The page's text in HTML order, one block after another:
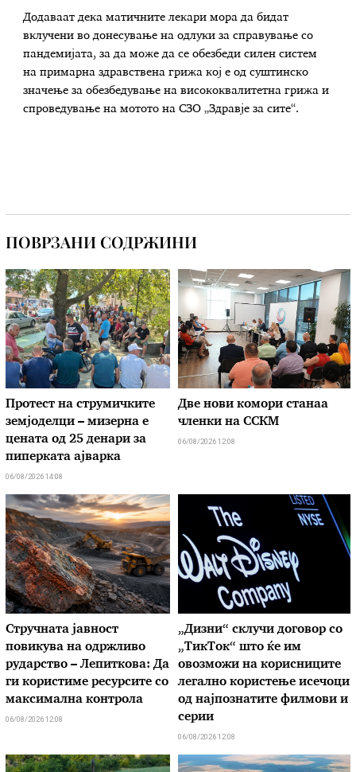
Додаваат дека матичните лекари мора да бидат
вклучени во донесување на одлуки за справување со
пандемијата, за да може да се обезбеди силен систем
на примарна здравствена грижа кој е од суштинско
значење за обезбедување на висококвалитетна грижа и
спроведување на мотото на СЗО „Здравје за сите“.
ПОВРЗАНИ СОДРЖИНИ
Протест на струмичките
земјоделци – мизерна е
цената од 25 денари за
пиперката ајварка
06/08/2026 14:08
Две нови комори станаа
членки на ССКМ
06/08/2026 12:08
Стручната јавност
повикува на одржливо
рударство – Лепиткова: Да
ги користиме ресурсите со
максимална контрола
06/08/2026 12:08
„Дизни“ склучи договор со
„ТикТок“ што ќе им
овозможи на корисниците
легално користење исечоци
од најпознатите филмови и
серии
06/08/2026 12:08